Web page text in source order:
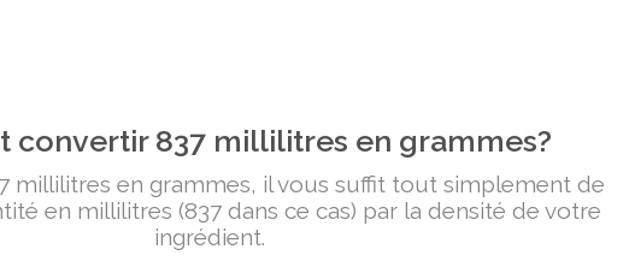
convertir 837 millilitres en grammes?
millilitres en grammes, il vous suffit tout simplement de
en millilitres (837 dans ce cas) par la densité de votre
ingrédient.